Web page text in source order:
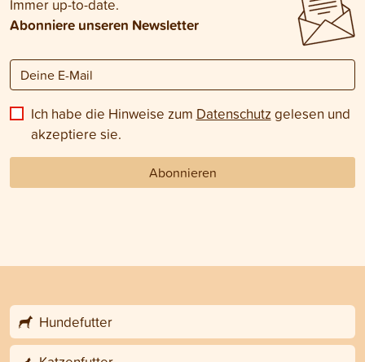
Immer up-to-date.
Abonniere unseren Newsletter
Ich habe die Hinweise zum Datenschutz gelesen und
akzeptiere sie.
Abonnieren
Hundefutter